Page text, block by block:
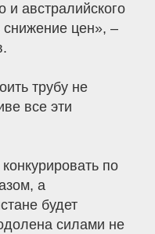
и австралийского
снижение цен», –
трубу не
все эти
по
а
будет
силами не